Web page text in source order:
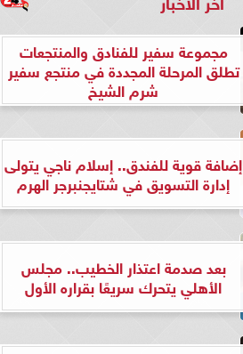
مجموعة سفير للفنادق والمنتجعات
تطلق المرحلة المجددة في منتجع سفير
شرم الشيخ
إضافة قوية للفندق.. إسلام ناجي يتولى
إدارة التسويق في شتايجنبرجر الهرم
بعد صدمة اعتذار الخطيب.. مجلس
الأهلي يتحرك سريعًا بقراره الأول